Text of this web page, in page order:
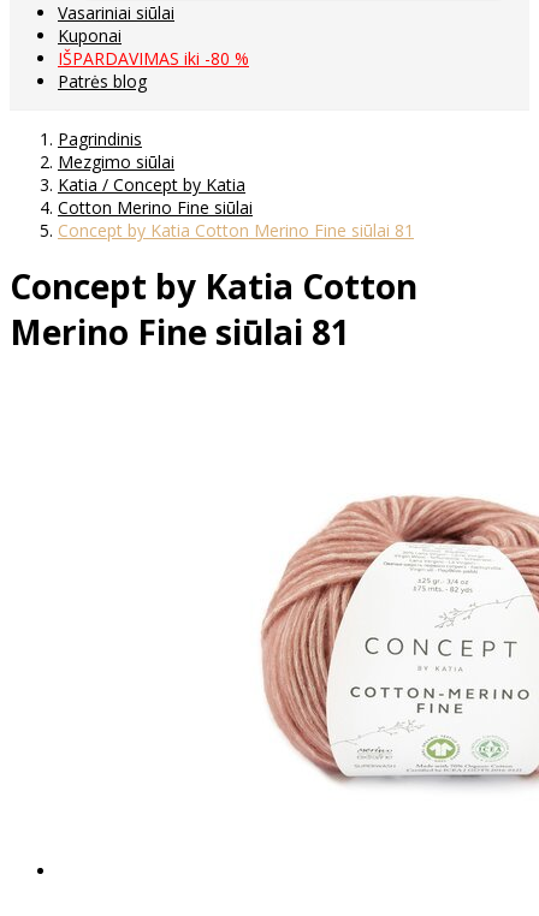
Vasariniai siūlai
Kuponai
IŠPARDAVIMAS iki -80 %
Patrės blog
Pagrindinis
Mezgimo siūlai
Katia / Concept by Katia
Cotton Merino Fine siūlai
Concept by Katia Cotton Merino Fine siūlai 81
Concept by Katia Cotton
Merino Fine siūlai 81